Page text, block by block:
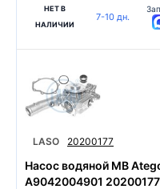
НЕТ В
НАЛИЧИИ
7-10 дн.
LASO 20200177
Насос водяной MB
A9042004901 20200177